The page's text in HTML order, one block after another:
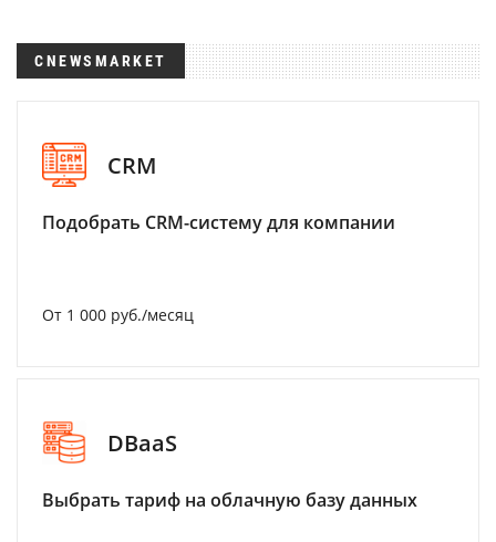
CNEWSMARKET
CRM
Подобрать CRM-систему для компании
От 1 000 руб./месяц
DBaaS
Выбрать тариф на облачную базу данных